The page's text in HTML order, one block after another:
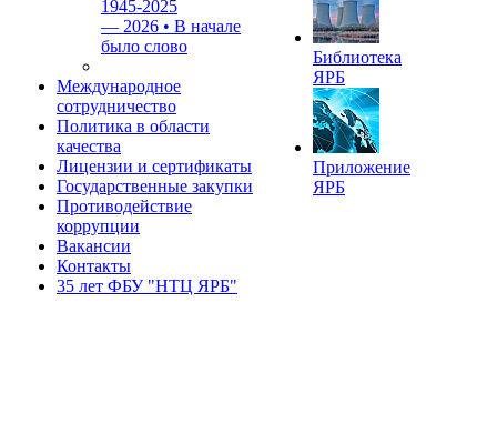
1945-2025
— 2026 • В начале
было слово
Международное
сотрудничество
Политика в области
качества
Лицензии и сертификаты
Государственные закупки
Противодействие
коррупции
Вакансии
Контакты
35 лет ФБУ "НТЦ ЯРБ"
Библиотека
ЯРБ
Приложение
ЯРБ